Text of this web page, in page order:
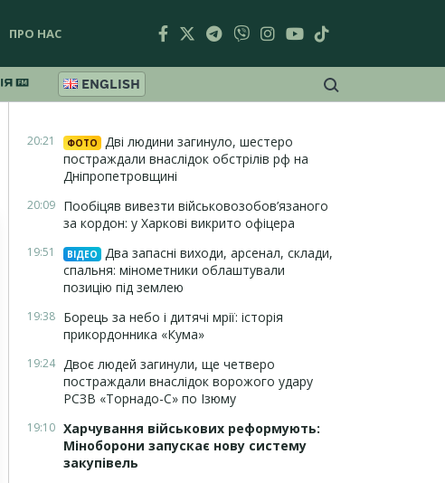
ПРО НАС
ENGLISH
20:21 ФОТО
Дві людини загинуло, шестеро
постраждали внаслідок обстрілів рф на
Дніпропетровщині
20:09 Пообіцяв вивезти військовозобов’язаного
за кордон: у Харкові викрито офіцера
19:51 ВІДЕО
Два запасні виходи, арсенал, склади,
спальня: мінометники облаштували
позицію під землею
19:38 Борець за небо і дитячі мрії: історія
прикордонника «Кума»
19:24 Двоє людей загинули, ще четверо
постраждали внаслідок ворожого удару
РСЗВ «Торнадо-С» по Ізюму
19:10 Харчування військових реформують:
Міноборони запускає нову систему
закупівель